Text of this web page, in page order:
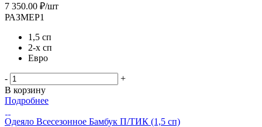
7 350.00 ₽/шт
РАЗМЕР1
1,5 сп
2-х сп
Евро
-
+
В корзину
Подробнее
Одеяло Всесезонное Бамбук П/ТИК (1,5 сп)